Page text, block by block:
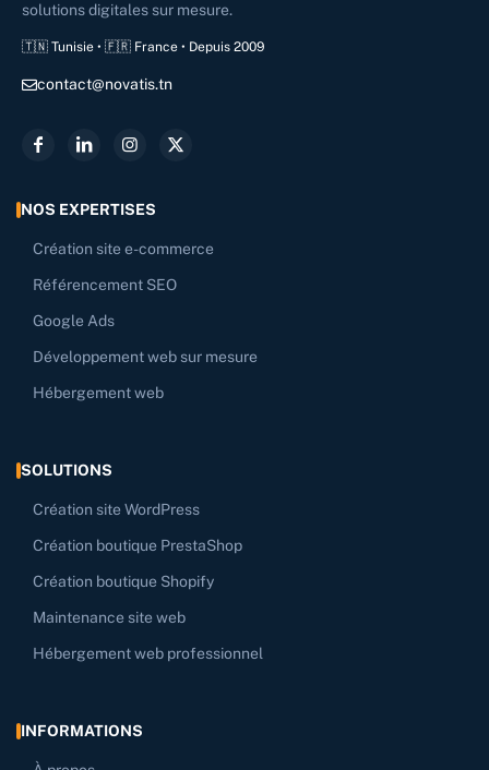
solutions digitales sur mesure.
🇹🇳 Tunisie • 🇫🇷 France • Depuis 2009
contact@novatis.tn
NOS EXPERTISES
Création site e-commerce
Référencement SEO
Google Ads
Développement web sur mesure
Hébergement web
SOLUTIONS
Création site WordPress
Création boutique PrestaShop
Création boutique Shopify
Maintenance site web
Hébergement web professionnel
INFORMATIONS